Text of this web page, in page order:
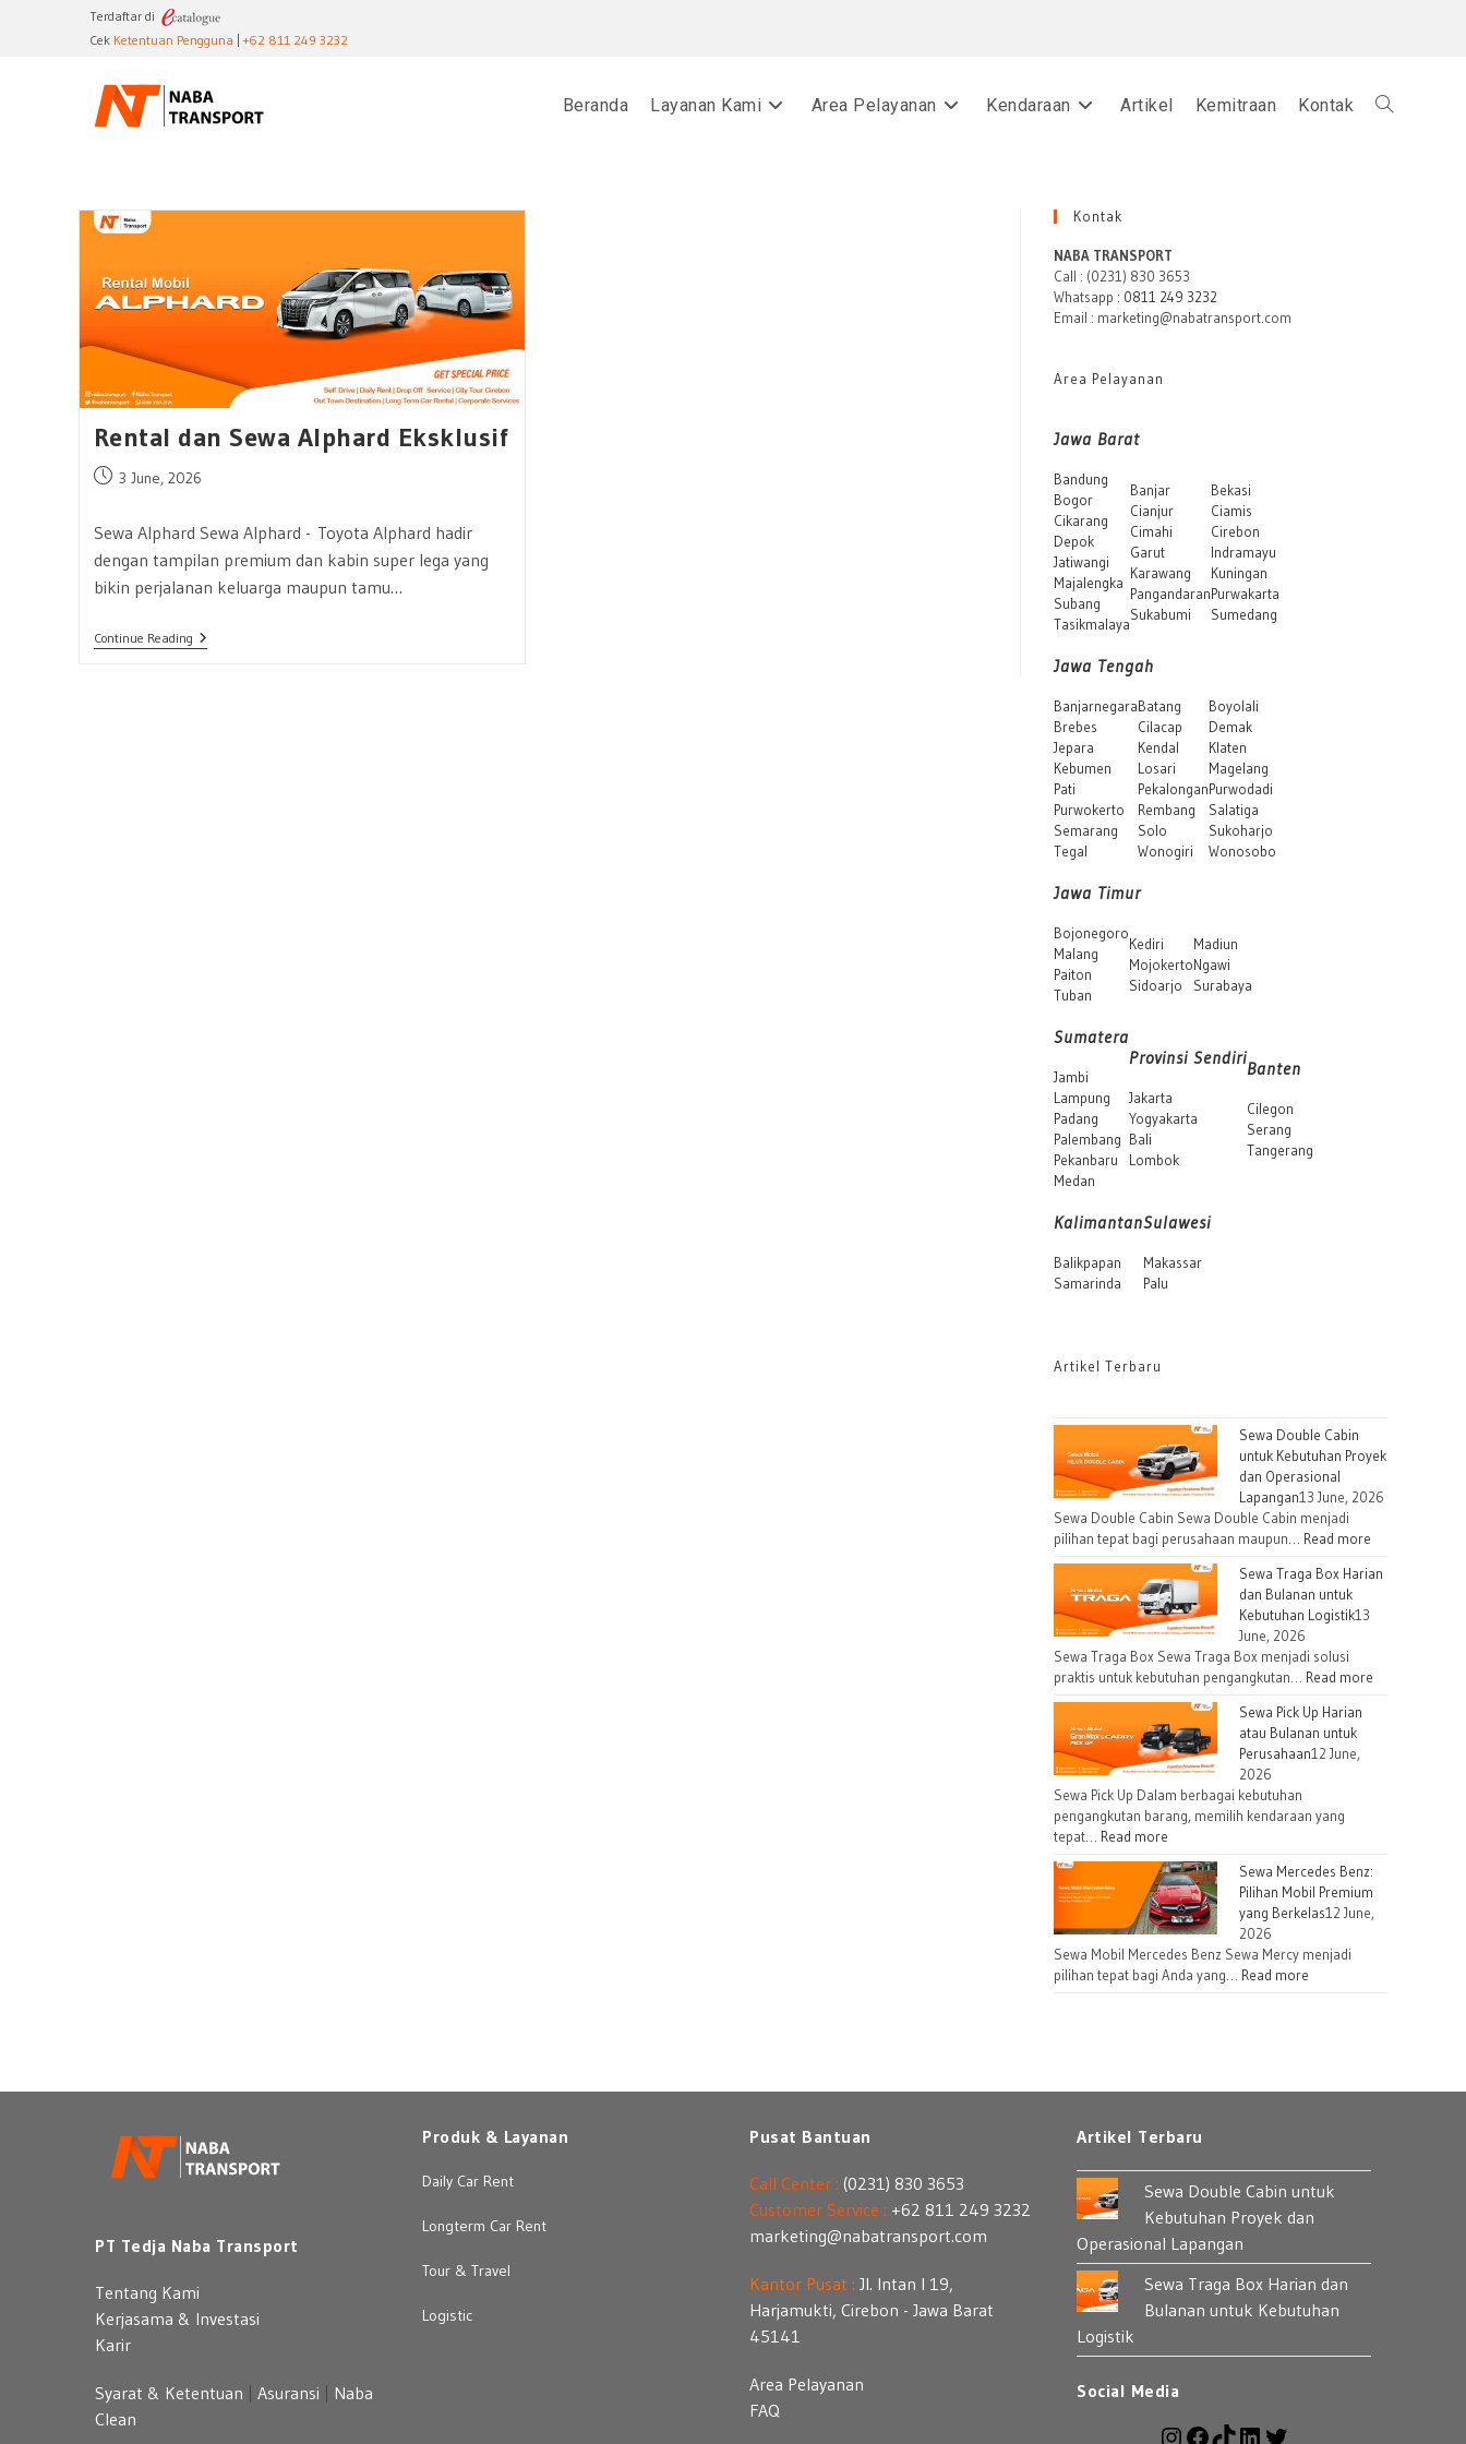
Terdaftar di
Cek Ketentuan Pengguna +62 811 249 3232
Beranda Layanan Kami Area Pelayanan Kendaraan Artikel Kemitraan Kontak Toggle
Rental dan Sewa Alphard Eksklusif
Post3 June, 2026
Sewa Alphard Sewa Alphard - Toyota Alphard hadir
dengan tampilan premium dan kabin super lega yang
bikin perjalanan keluarga maupun tamu…
Continue ReadingRental
Dan
Kontak
NABA TRANSPORT
Call : (0231) 830 3653
Whatsapp : 0811 249 3232
Email : marketing@nabatransport.com
Area Pelayanan
Jawa Barat
Bandung
Bogor
Cikarang
Depok
Jatiwangi
Majalengka
Subang
Tasikmalaya
Banjar
Cianjur
Cimahi
Garut
Karawang
Pangandaran
Sukabumi
Bekasi
Ciamis
Cirebon
Indramayu
Kuningan
Purwakarta
Sumedang
Jawa Tengah
Banjarnegara
Brebes
Jepara
Kebumen
Pati
Purwokerto
Semarang
Tegal
Batang
Cilacap
Kendal
Losari
Pekalongan
Rembang
Solo
Wonogiri
Boyolali
Demak
Klaten
Magelang
Purwodadi
Salatiga
Sukoharjo
Wonosobo
Jawa Timur
Bojonegoro
Malang
Paiton
Tuban
Kediri
Mojokerto
Sidoarjo
Madiun
Ngawi
Surabaya
Sumatera
Jambi
Lampung
Padang
Palembang
Pekanbaru
Medan
Provinsi Sendiri
Jakarta
Yogyakarta
Bali
Lombok
Banten
Cilegon
Serang
Tangerang
Kalimantan
Balikpapan
Samarinda
Sulawesi
Makassar
Palu
Artikel Terbaru
Sewa Double Cabin
untuk Kebutuhan Proyek
dan Operasional
Lapangan13 June, 2026
Sewa Double Cabin Sewa Double Cabin menjadi
pilihan tepat bagi perusahaan maupun… Read more
Double
Proyek
Sewa Traga Box Harian
dan Bulanan untuk
Kebutuhan Logistik13
June, 2026
Sewa Traga Box Sewa Traga Box menjadi solusi
praktis untuk kebutuhan pengangkutan… Read more
Sewa Pick Up Harian
atau Bulanan untuk
Perusahaan12 June,
2026
Sewa Pick Up Dalam berbagai kebutuhan
pengangkutan barang, memilih kendaraan yang
tepat… Read more
Sewa
Pick
Up
Harian
atau
Bulanan
Sewa Mercedes Benz:
Pilihan Mobil Premium
yang Berkelas12 June,
2026
Sewa Mobil Mercedes Benz Sewa Mercy menjadi
pilihan tepat bagi Anda yang… Read more
Mobil
PT Tedja Naba Transport
Tentang Kami
Kerjasama & Investasi
Karir
Syarat & Ketentuan Asuransi
Naba
Clean
Produk & Layanan
Daily Car Rent
Longterm Car Rent
Tour & Travel
Logistic
Pusat Bantuan
Call Center : (0231) 830 3653
Customer Service : +62 811 249 3232
marketing@nabatransport.com
Kantor Pusat : Jl. Intan I 19,
Harjamukti, Cirebon - Jawa Barat
45141
Area Pelayanan
FAQ
Artikel Terbaru
Sewa Double Cabin untuk
Kebutuhan Proyek dan
Operasional Lapangan
Sewa Traga Box Harian dan
Bulanan untuk Kebutuhan
Logistik
Social Media
Instagram
Facebook
TikTokLinkedIn